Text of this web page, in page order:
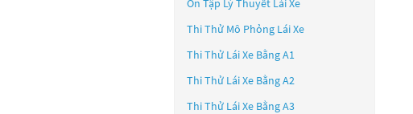
Ôn Tập Lý Thuyết Lái Xe
Thi Thử Mô Phỏng Lái Xe
Thi Thử Lái Xe Bằng A1
Thi Thử Lái Xe Bằng A2
Thi Thử Lái Xe Bằng A3